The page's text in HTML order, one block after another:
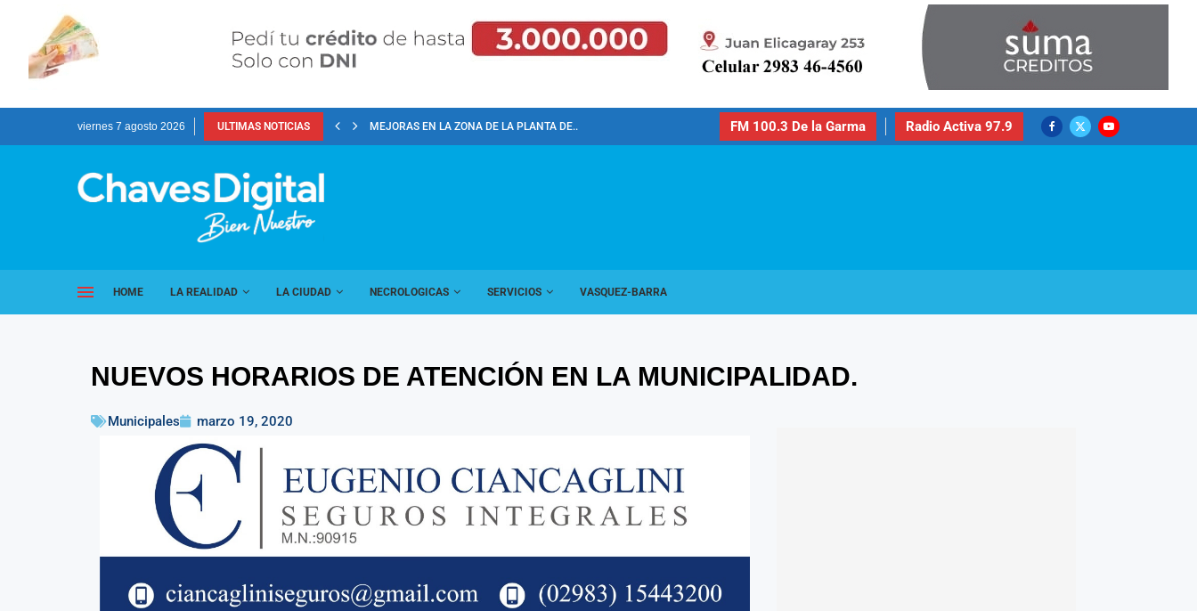
viernes 7 agosto 2026 ULTIMAS NOTICIAS MEJORAS EN LA ZONA DE LA PLANTA DE... FM 100.3 De la Garma Radio Activa 97.9
HOME LA REALIDAD LA CIUDAD NECROLOGICAS SERVICIOS VASQUEZ-BARRA
NUEVOS HORARIOS DE ATENCIÓN EN LA MUNICIPALIDAD.
Municipales marzo 19, 2020